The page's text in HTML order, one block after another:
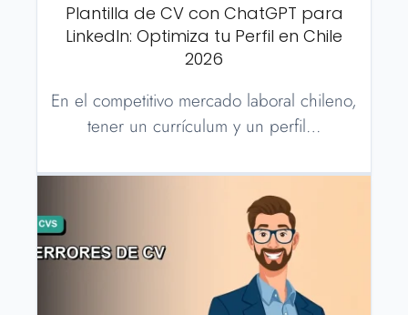
Plantilla de CV con ChatGPT para
LinkedIn: Optimiza tu Perfil en Chile
2026
En el competitivo mercado laboral chileno,
tener un currículum y un perfil…